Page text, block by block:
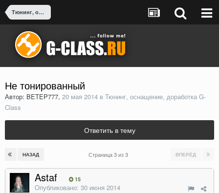
Тюнинг, оснащение, доработка G-Class
Не тонированный
Автор: BETEP777, 20 мая 2014 в Тюнинг, оснащение, доработка G-
Class
Ответить в тему
НАЗАД ВПЕРЁД
Страница 3 из 3
Astaf 15
Опубликовано: 30 июня 2014